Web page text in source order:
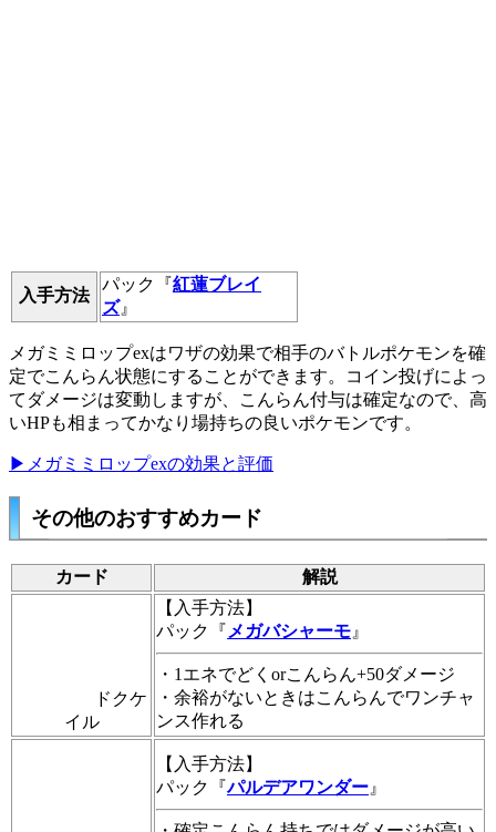
入手方法
パック『紅蓮ブレイ
ズ』
メガミミロップexはワザの効果で相手のバトルポケモンを確
定でこんらん状態にすることができます。コイン投げによっ
てダメージは変動しますが、こんらん付与は確定なので、高
いHPも相まってかなり場持ちの良いポケモンです。
▶メガミミロップexの効果と評価
その他のおすすめカード
カード 解説
ドクケ
イル
【入手方法】
パック『 メガバシャーモ 』
・1エネでどくorこんらん+50ダメージ
・余裕がないときはこんらんでワンチャ
ンス作れる
【入手方法】
パック『パルデアワンダー 』